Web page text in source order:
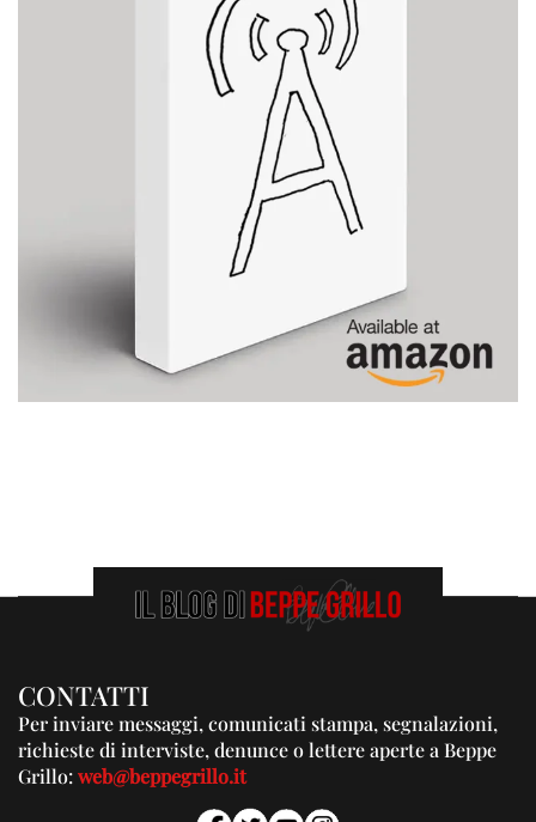
CONTATTI
Per inviare messaggi, comunicati stampa, segnalazioni,
richieste di interviste, denunce o lettere aperte a Beppe
Grillo:web@beppegrillo.it